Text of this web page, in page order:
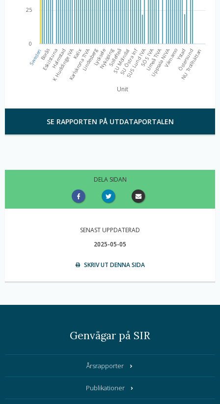
SE RAPPORTEN PÅ UTDATAPORTALEN
DELA SIDAN
SENAST UPPDATERAD
2025-05-05
SKRIV UT DENNA SIDA
Genvägar på SIR
Årsrapporter
Publikationer